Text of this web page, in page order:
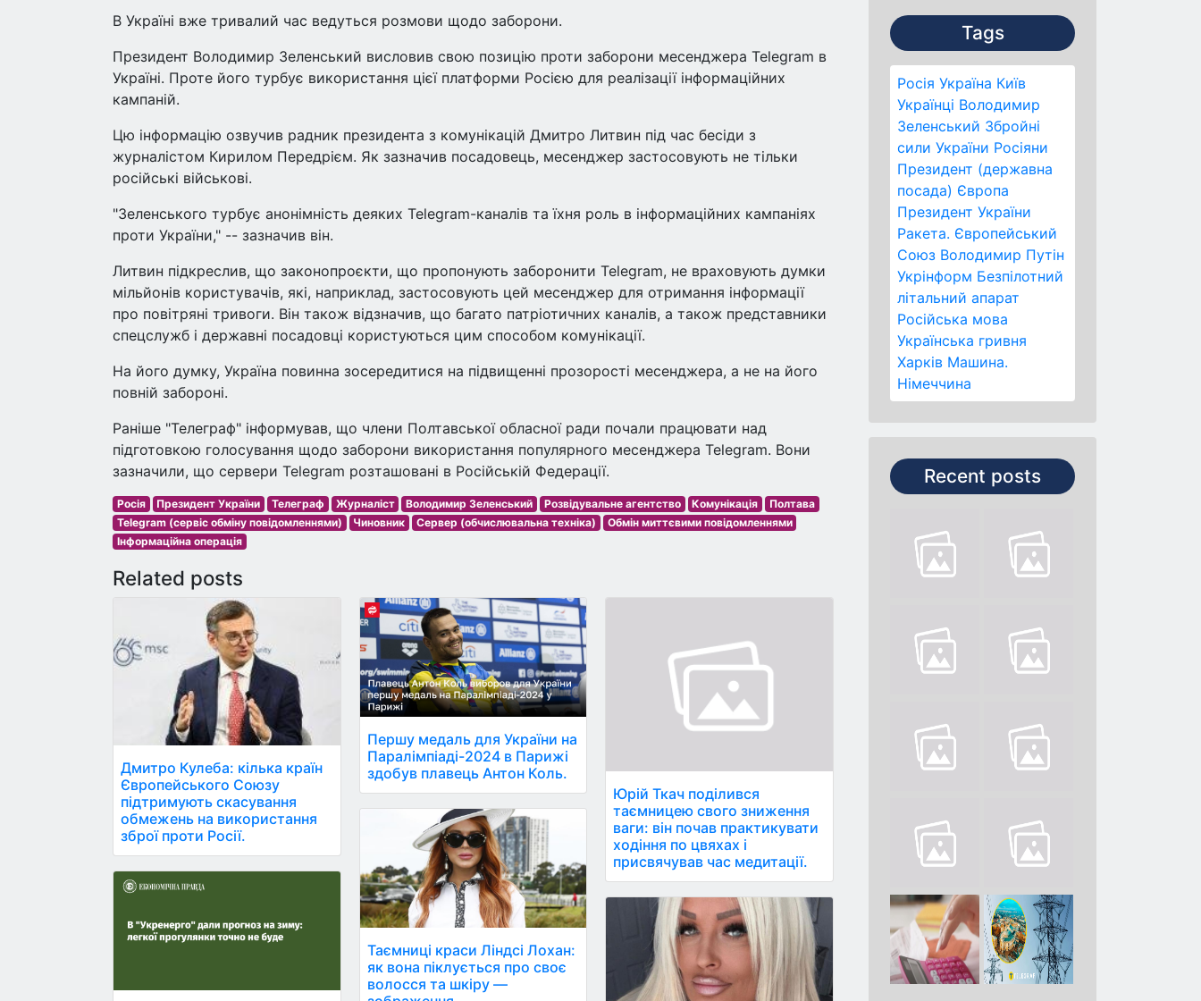
Tags
Росія Україна Київ
Українці Володимир
Зеленський Збройні
сили України Росіяни
Президент (державна
посада) Європа
Президент України
Ракета. Європейський
Союз Володимир Путін
Укрінформ Безпілотний
літальний апарат
Російська мова
Українська гривня
Харків Машина.
Німеччина
Recent posts
В Україні вже тривалий час ведуться розмови щодо заборони.
Президент Володимир Зеленський висловив свою позицію проти заборони месенджера Telegram в
Україні. Проте його турбує використання цієї платформи Росією для реалізації інформаційних
кампаній.
Цю інформацію озвучив радник президента з комунікацій Дмитро Литвин під час бесіди з
журналістом Кирилом Передрієм. Як зазначив посадовець, месенджер застосовують не тільки
російські військові.
"Зеленського турбує анонімність деяких Telegram-каналів та їхня роль в інформаційних кампаніях
проти України," -- зазначив він.
Литвин підкреслив, що законопроєкти, що пропонують заборонити Telegram, не враховують думки
мільйонів користувачів, які, наприклад, застосовують цей месенджер для отримання інформації
про повітряні тривоги. Він також відзначив, що багато патріотичних каналів, а також представники
спецслужб і державні посадовці користуються цим способом комунікації.
На його думку, Україна повинна зосередитися на підвищенні прозорості месенджера, а не на його
повній забороні.
Раніше "Телеграф" інформував, що члени Полтавської обласної ради почали працювати над
підготовкою голосування щодо заборони використання популярного месенджера Telegram. Вони
зазначили, що сервери Telegram розташовані в Російській Федерації.
Росія Президент України Телеграф Журналіст Володимир Зеленський Розвідувальне агентство Комунікація
Полтава
Telegram (сервіс обміну повідомленнями)
Чиновник Сервер (обчислювальна техніка)
Обмін миттєвими повідомленнями
Інформаційна операція
Related posts
Дмитро Кулеба: кілька країн
Європейського Союзу
підтримують скасування
обмежень на використання
зброї проти Росії.
Першу медаль для України на
Паралімпіаді-2024 в Парижі
здобув плавець Антон Коль.
Таємниці краси Ліндсі Лохан:
як вона піклується про своє
волосся та шкіру —
Юрій Ткач поділився
таємницею свого зниження
ваги: він почав практикувати
ходіння по цвяхах і
присвячував час медитації.